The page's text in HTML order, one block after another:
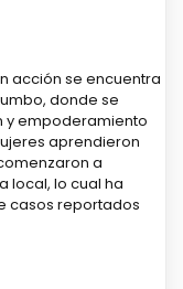
acción se encuentra
donde se
y empoderamiento
aprendieron
a
local, lo cual ha
casos reportados